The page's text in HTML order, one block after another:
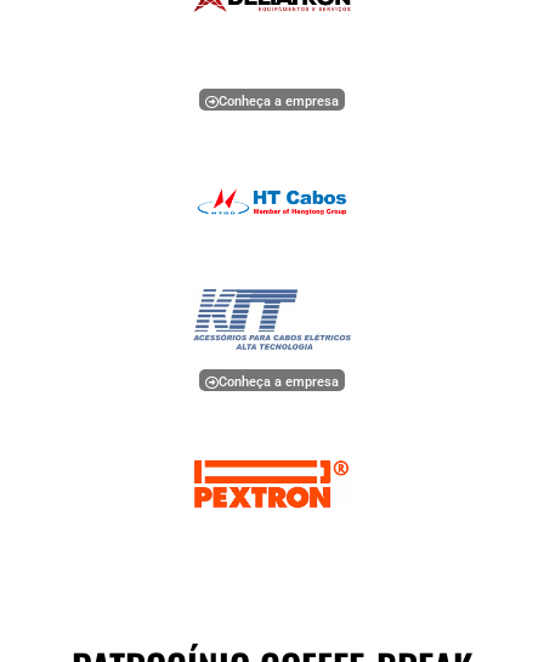
Conheça a empresa
Conheça a empresa